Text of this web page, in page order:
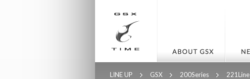
LINE UP GSX 200Series 221Line